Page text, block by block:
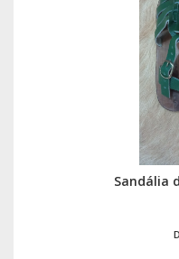
Sandália